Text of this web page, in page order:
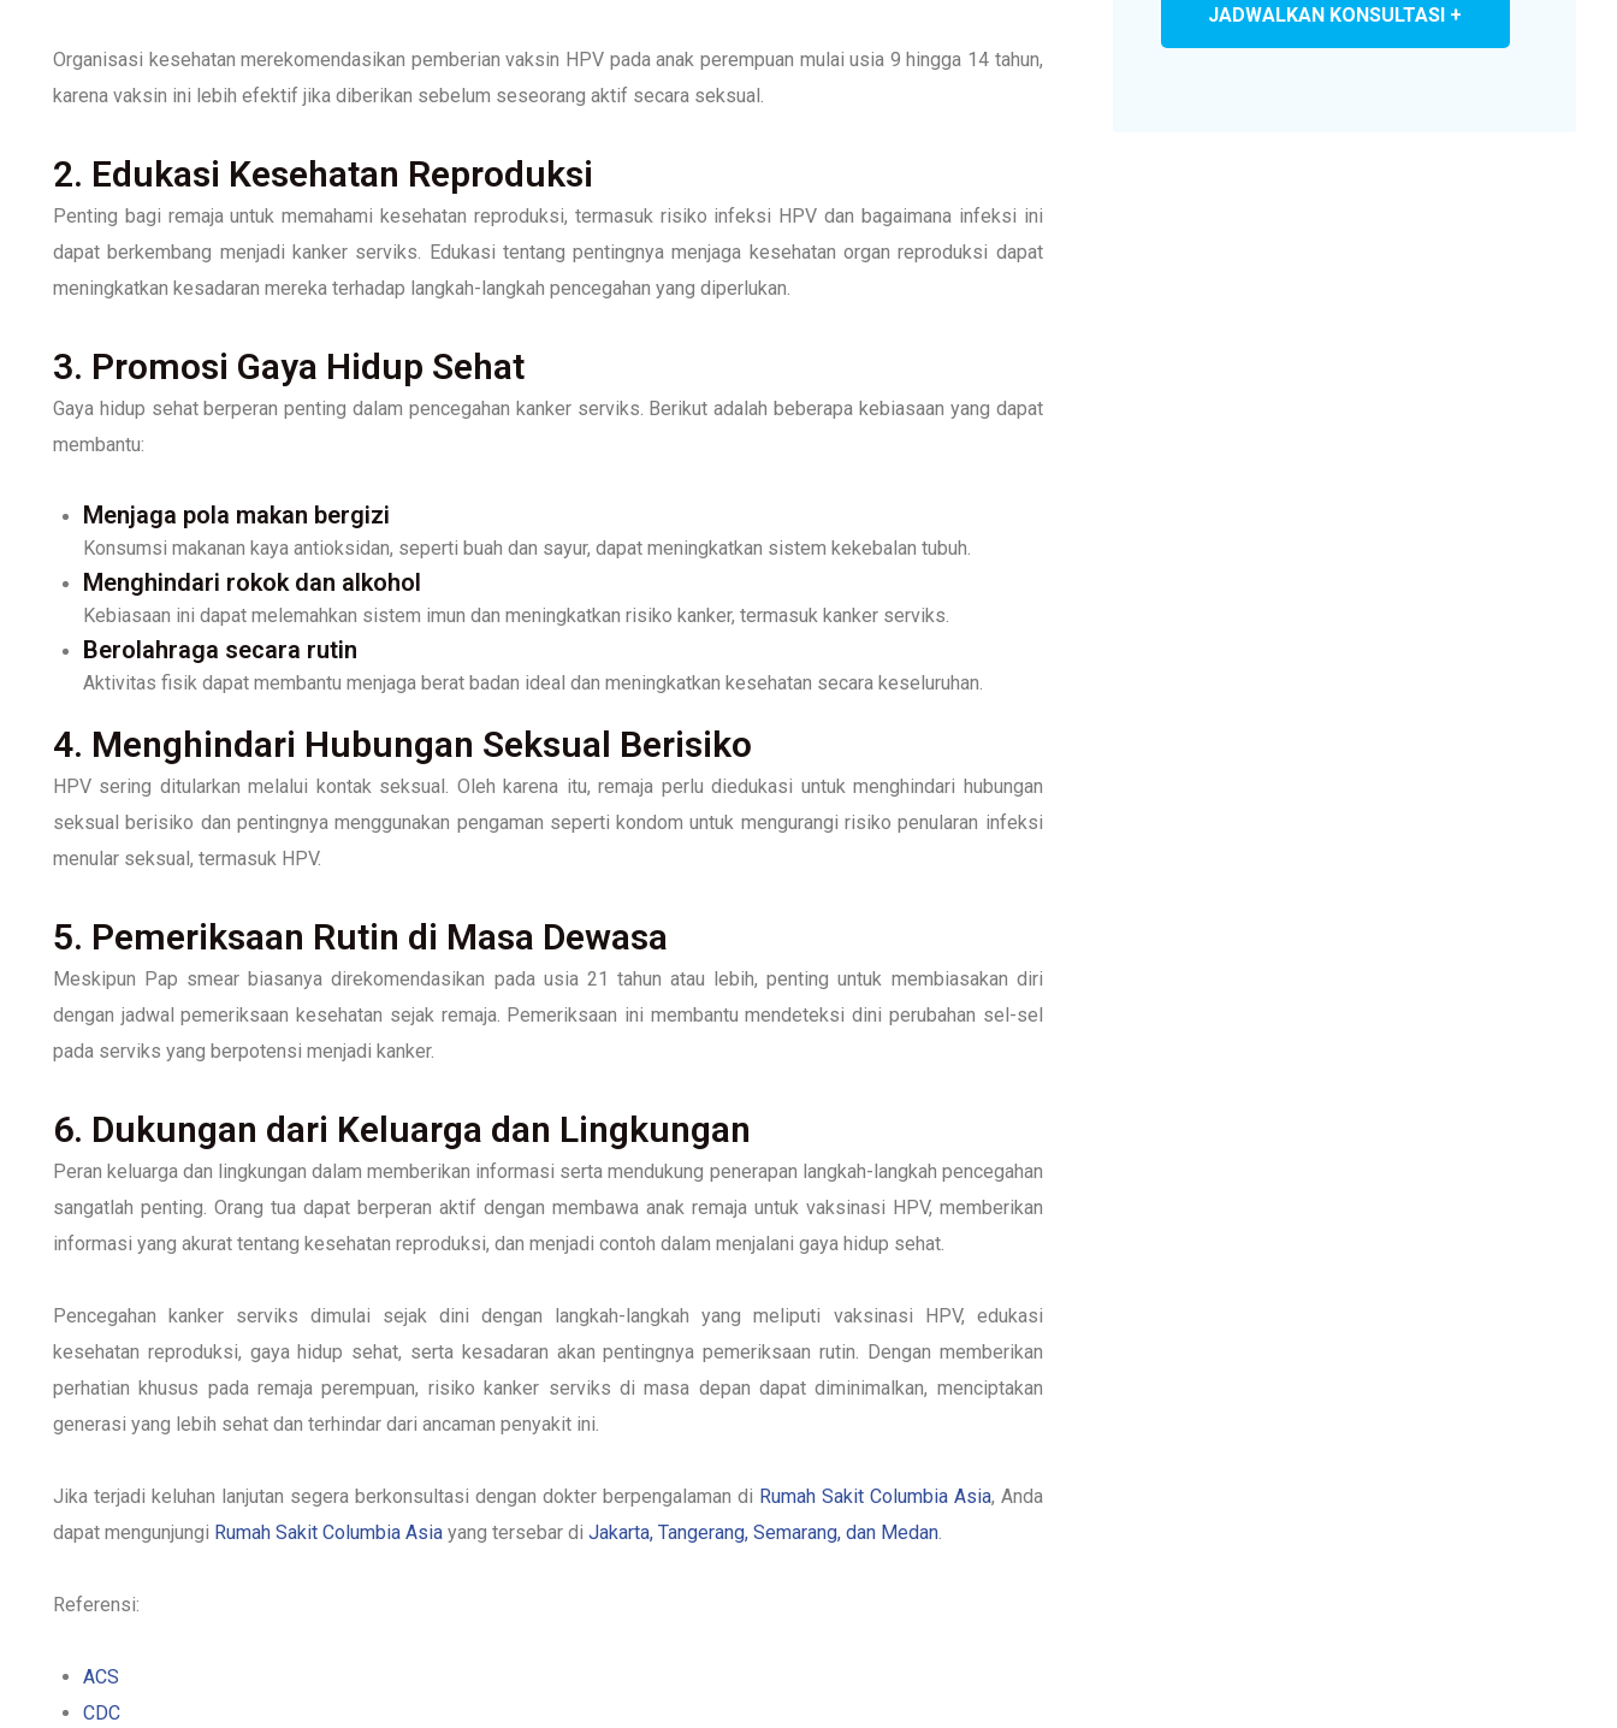
Organisasi kesehatan merekomendasikan pemberian vaksin HPV pada anak perempuan mulai usia 9 hingga 14 tahun,
karena vaksin ini lebih efektif jika diberikan sebelum seseorang aktif secara seksual.
2. Edukasi Kesehatan Reproduksi
Penting bagi remaja untuk memahami kesehatan reproduksi, termasuk risiko infeksi HPV dan bagaimana infeksi ini
dapat berkembang menjadi kanker serviks. Edukasi tentang pentingnya menjaga kesehatan organ reproduksi dapat
meningkatkan kesadaran mereka terhadap langkah-langkah pencegahan yang diperlukan.
3. Promosi Gaya Hidup Sehat
Gaya hidup sehat berperan penting dalam pencegahan kanker serviks. Berikut adalah beberapa kebiasaan yang dapat
membantu:
Menjaga pola makan bergizi
Konsumsi makanan kaya antioksidan, seperti buah dan sayur, dapat meningkatkan sistem kekebalan tubuh.
Menghindari rokok dan alkohol
Kebiasaan ini dapat melemahkan sistem imun dan meningkatkan risiko kanker, termasuk kanker serviks.
Berolahraga secara rutin
Aktivitas fisik dapat membantu menjaga berat badan ideal dan meningkatkan kesehatan secara keseluruhan.
4. Menghindari Hubungan Seksual Berisiko
HPV sering ditularkan melalui kontak seksual. Oleh karena itu, remaja perlu diedukasi untuk menghindari hubungan
seksual berisiko dan pentingnya menggunakan pengaman seperti kondom untuk mengurangi risiko penularan infeksi
menular seksual, termasuk HPV.
5. Pemeriksaan Rutin di Masa Dewasa
Meskipun Pap smear biasanya direkomendasikan pada usia 21 tahun atau lebih, penting untuk membiasakan diri
dengan jadwal pemeriksaan kesehatan sejak remaja. Pemeriksaan ini membantu mendeteksi dini perubahan sel-sel
pada serviks yang berpotensi menjadi kanker.
6. Dukungan dari Keluarga dan Lingkungan
Peran keluarga dan lingkungan dalam memberikan informasi serta mendukung penerapan langkah-langkah pencegahan
sangatlah penting. Orang tua dapat berperan aktif dengan membawa anak remaja untuk vaksinasi HPV, memberikan
informasi yang akurat tentang kesehatan reproduksi, dan menjadi contoh dalam menjalani gaya hidup sehat.
Pencegahan kanker serviks dimulai sejak dini dengan langkah-langkah yang meliputi vaksinasi HPV, edukasi
kesehatan reproduksi, gaya hidup sehat, serta kesadaran akan pentingnya pemeriksaan rutin. Dengan memberikan
perhatian khusus pada remaja perempuan, risiko kanker serviks di masa depan dapat diminimalkan, menciptakan
generasi yang lebih sehat dan terhindar dari ancaman penyakit ini.
Jika terjadi keluhan lanjutan segera berkonsultasi dengan dokter berpengalaman di Rumah Sakit Columbia Asia, Anda
dapat mengunjungi Rumah Sakit Columbia Asia yang tersebar di Jakarta, Tangerang, Semarang, dan Medan
Referensi:
ACS
CDC
JADWALKAN KONSULTASI +